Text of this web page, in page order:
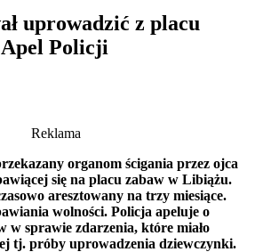
uprowadzić z placu
Policji
Reklama
organom ścigania przez ojca
się na placu zabaw w Libiążu.
aresztowany na trzy miesiące.
wolności. Policja apeluje o
w sprawie zdarzenia, które miało
tj. próby uprowadzenia dziewczynki.